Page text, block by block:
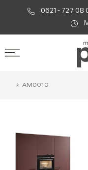
0621 - 727 08
AM0010